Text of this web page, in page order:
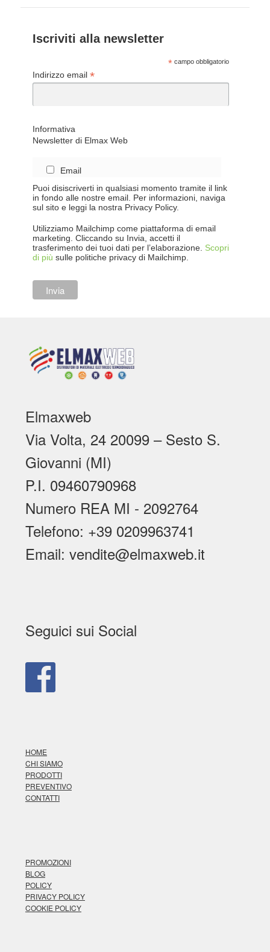
Iscriviti alla newsletter
* campo obbligatorio
Indirizzo email *
Informativa
Newsletter di Elmax Web
Email
Puoi disiscriverti in qualsiasi momento tramite il link
in fondo alle nostre email. Per informazioni, naviga
sul sito e leggi la nostra Privacy Policy.
Utilizziamo Mailchimp come piattaforma di email
marketing. Cliccando su Invia, accetti il
trasferimento dei tuoi dati per l’elaborazione. Scopri
di più sulle politiche privacy di Mailchimp.
Elmaxweb
Via Volta, 24 20099 – Sesto S.
Giovanni (MI)
P.I. 09460790968
Numero REA MI - 2092764
Telefono: +39 0209963741
Email: vendite@elmaxweb.it
Seguici sui Social
HOME
CHI SIAMO
PRODOTTI
PREVENTIVO
CONTATTI
PROMOZIONI
BLOG
POLICY
PRIVACY POLICY
COOKIE POLICY